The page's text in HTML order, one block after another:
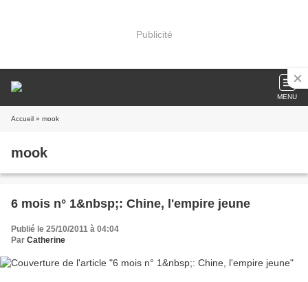
Publicité
MENU
Accueil » mook
mook
6 mois n° 1&nbsp;: Chine, l'empire jeune
Publié le 25/10/2011 à 04:04
Par Catherine